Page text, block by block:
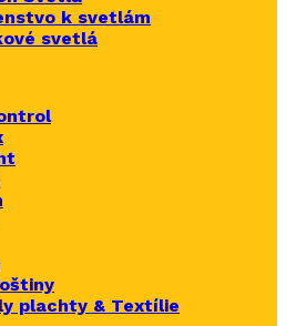
k svetlám
svetlá
plachty & Textílie